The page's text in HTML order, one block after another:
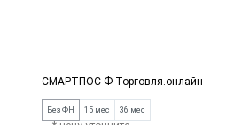
СМАРТПОС-Ф Торговля.онлайн
Без ФН 15 мес 36 мес